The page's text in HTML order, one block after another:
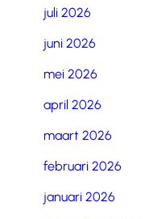
juli 2026
juni 2026
mei 2026
april 2026
maart 2026
februari 2026
januari 2026